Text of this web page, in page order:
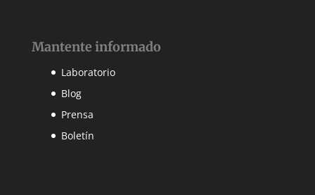
Mantente informado
Laboratorio
Blog
Prensa
Boletín